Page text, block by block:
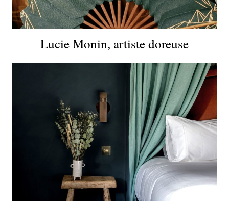
Lucie Monin, artiste doreuse